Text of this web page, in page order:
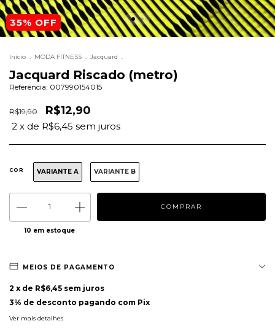
35% OFF
Início MODA FITNESS Jacquard
Jacquard Riscado (metro)
Referência: 007990154015
R$19,90 R$12,90
2 x de R$6,45 sem juros
COR VARIANTE A VARIANTE B
10 em estoque
MEIOS DE PAGAMENTO
2 x de R$6,45 sem juros
3% de desconto pagando com Pix
Ver mais detalhes